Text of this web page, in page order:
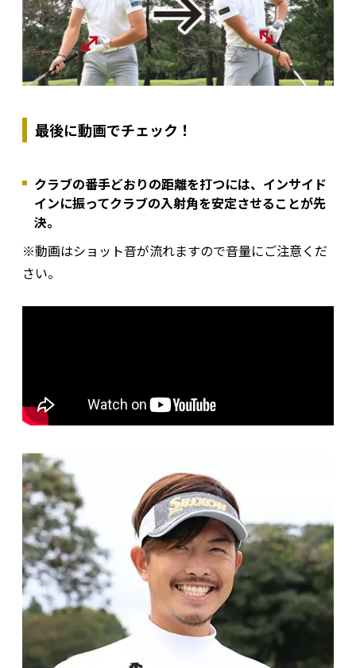
最後に動画でチェック！
クラブの番手どおりの距離を打つには、インサイド
インに振ってクラブの入射角を安定させることが先
決。
※動画はショット音が流れますので音量にご注意くだ
さい。